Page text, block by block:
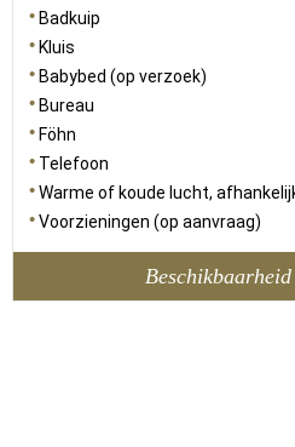
Badkuip
Kluis
Babybed (op verzoek)
Bureau
Föhn
Telefoon
Warme of koude lucht,
Voorzieningen (op aanvraag)